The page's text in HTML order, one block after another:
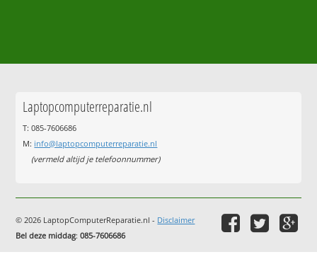
Laptopcomputerreparatie.nl
T: 085-7606686
M: info@laptopcomputerreparatie.nl
(vermeld altijd je telefoonnummer)
© 2026 LaptopComputerReparatie.nl - Disclaimer
Bel deze middag:085-7606686